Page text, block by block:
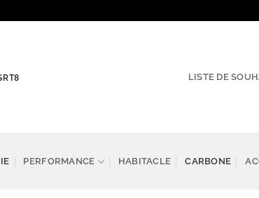
LISTE DE
PERFORMANCE HABITACLE CARBONE